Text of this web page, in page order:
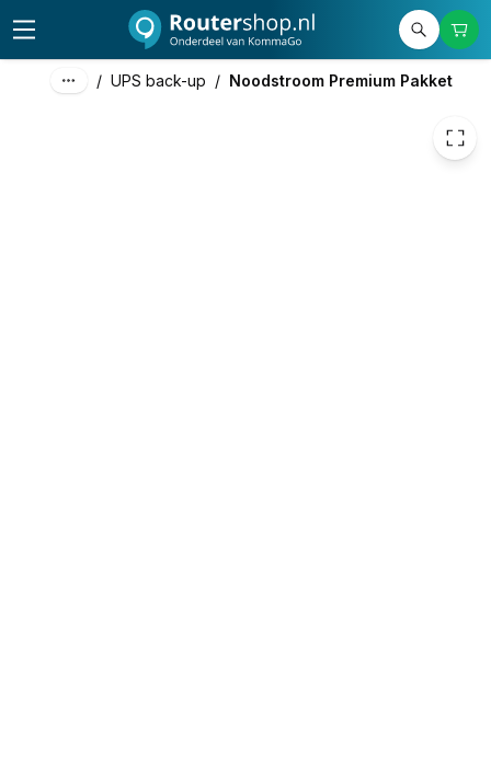
/ UPS back-up / Noodstroom Premium Pakket
1.163,70 excl. btw
1.408,08 incl. btw